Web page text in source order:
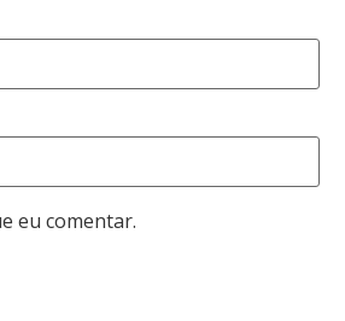
eu comentar.